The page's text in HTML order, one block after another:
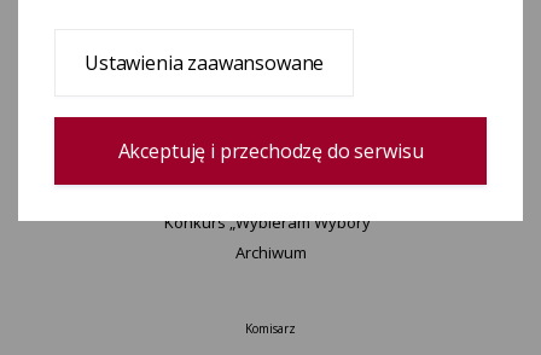
Wyjaśnienia, stanowiska, komunikaty
Urzędnicy wyborczy
Okręgi wyborcze i obwody głosowania
Konkurs „Wybieram Wybory”
Archiwum
Komisarz
Ustawienia zaawansowane
Akceptuję i przechodzę do serwisu